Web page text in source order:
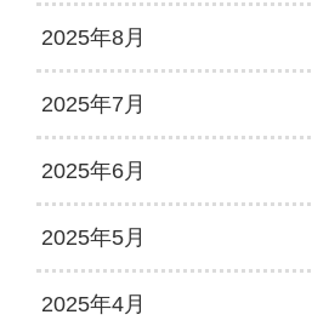
2025年8月
2025年7月
2025年6月
2025年5月
2025年4月